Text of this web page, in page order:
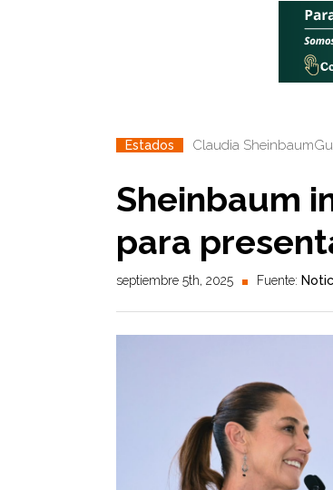
Estados Claudia Sheinbaum
Sheinbaum
para
septiembre 5th, 2025 Fuente: